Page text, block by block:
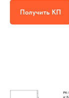
Получить КП